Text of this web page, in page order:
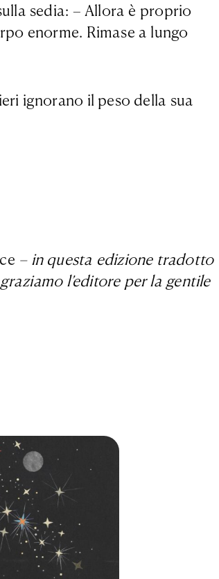
sedia: – Allora è proprio
enorme. Rimase a lungo
ignorano il peso della sua
– in questa edizione tradotto
l’editore per la gentile